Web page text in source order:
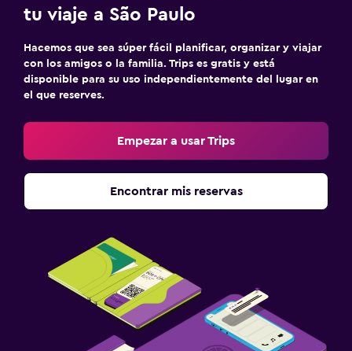
tu viaje a São Paulo
Hacemos que sea súper fácil planificar, organizar y viajar
con los amigos o la familia. Trips es gratis y está
disponible para su uso independientemente del lugar en
el que reserves.
Empezar a usar Trips
Encontrar mis reservas